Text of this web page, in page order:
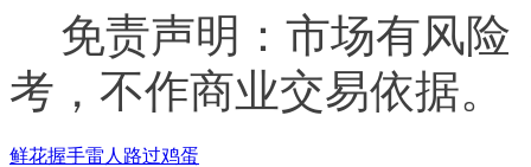
免责声明：市场有风险
考，不作商业交易依据。
鲜花握手雷人 路过鸡蛋